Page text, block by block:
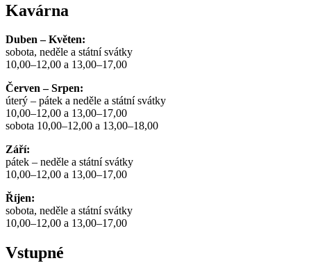
Kavárna
Duben – Květen:
sobota, neděle a státní svátky
10,00–12,00 a 13,00–17,00
Červen – Srpen:
úterý – pátek a neděle a státní svátky
10,00–12,00 a 13,00–17,00
sobota 10,00–12,00 a 13,00–18,00
Září:
pátek – neděle a státní svátky
10,00–12,00 a 13,00–17,00
Říjen:
sobota, neděle a státní svátky
10,00–12,00 a 13,00–17,00
Vstupné